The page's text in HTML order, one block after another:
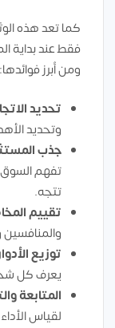
كما تعد هذه
فقط عند بداية
ومن أبرز فوائدها:
تحديد
وتحديد
جذب
تفهم
تتجه.
تقييم
والمنافسين
توزيع
يعرف كل
المتابعة
لقياس